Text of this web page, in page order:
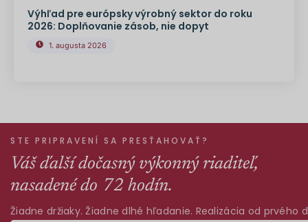
Výhľad pre európsky výrobný sektor do roku
2026: Doplňovanie zásob, nie dopyt
1. augusta 2026
STE PRIPRAVENÍ SA PRESŤAHOVAŤ?
Váš ďalší dočasný výkonný riaditeľ,
nasadené do 72 hodín.
Žiadne držiaky. Žiadne dlhé hľadanie. Realizácia od prvého